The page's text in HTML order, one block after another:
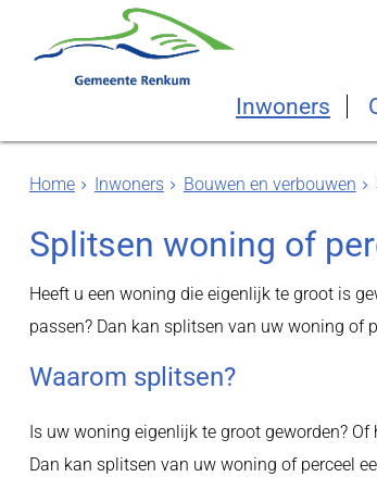
Inwoners
Home Inwoners Bouwen en verbouwen
Splitsen woning of
Heeft u een woning die eigenlijk te groot is
passen? Dan kan splitsen van uw woning of
Waarom splitsen?
Is uw woning eigenlijk te groot geworden?
Dan kan splitsen van uw woning of perceel